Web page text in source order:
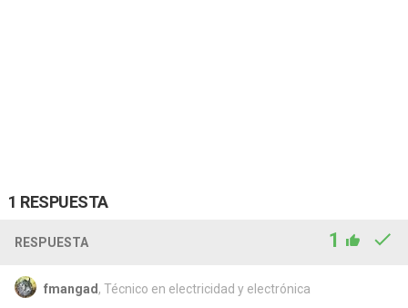
1 RESPUESTA
RESPUESTA 1
fmangad , Técnico en electricidad y electrónica